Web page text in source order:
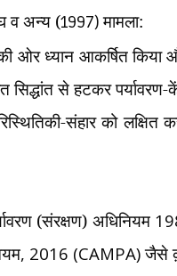
व अन्य (1997)मामला:
ओर ध्यान आकर्षित किया
सिद्धांत से हटकर
संहार को
(संरक्षण) अधिनियम
, 2016 (CAMPA)जैसे